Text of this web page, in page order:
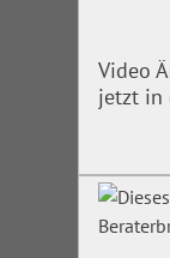
Video
jetzt in